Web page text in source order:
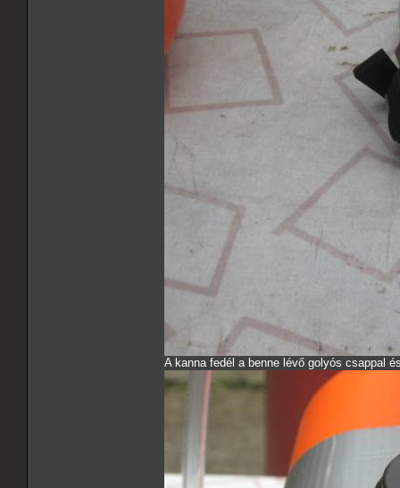
A kanna fedél a benne lévő golyós csappal